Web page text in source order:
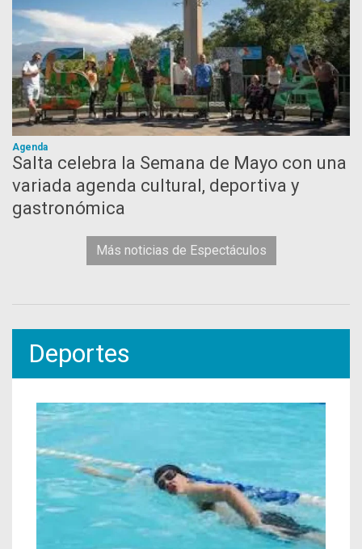
Agenda
Salta celebra la Semana de Mayo con una
variada agenda cultural, deportiva y
gastronómica
Más noticias de Espectáculos
Deportes